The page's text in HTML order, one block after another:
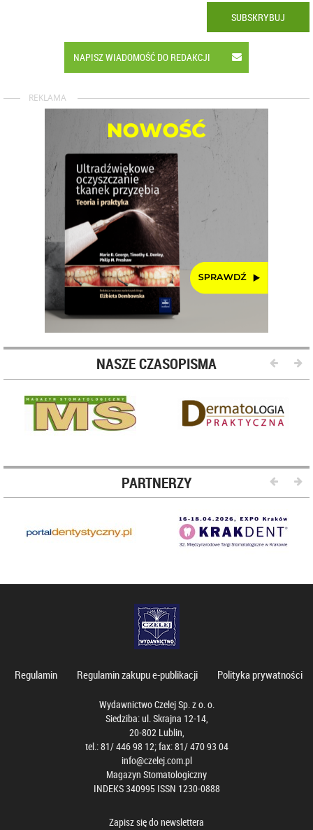
SUBSKRYBUJ
NAPISZ WIADOMOŚĆ DO REDAKCJI
REKLAMA
NASZE CZASOPISMA
PARTNERZY
Regulamin Regulamin zakupu e-publikacji Polityka prywatności
Wydawnictwo Czelej Sp. z o. o.
Siedziba: ul. Skrajna 12-14,
20-802 Lublin,
tel.: 81/ 446 98 12; fax: 81/ 470 93 04
info@czelej.com.pl
Magazyn Stomatologiczny
INDEKS 340995 ISSN 1230-0888
Zapisz się do newslettera